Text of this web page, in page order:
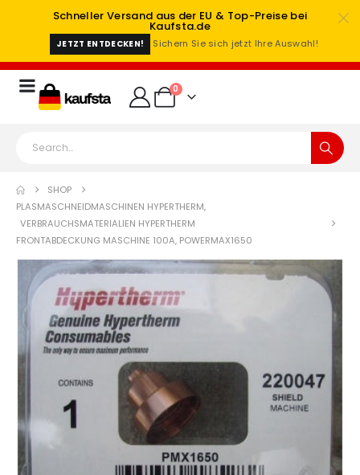
Schneller Versand aus der EU & Top-Preise bei
Kaufsta.de
JETZT ENTDECKEN! Sichern Sie sich jetzt Ihre Auswahl!
0
SHOP
PLASMASCHNEIDMASCHINEN HYPERTHERM,
VERBRAUCHSMATERIALIEN HYPERTHERM
FRONTABDECKUNG MASCHINE 100A, POWERMAX1650